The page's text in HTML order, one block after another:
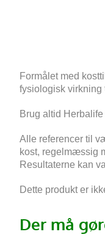
Formålet med
fysiologisk virkning
Brug altid
Alle referencer til
kost, regelmæssig
Resultaterne kan
Dette produkt er
Der må